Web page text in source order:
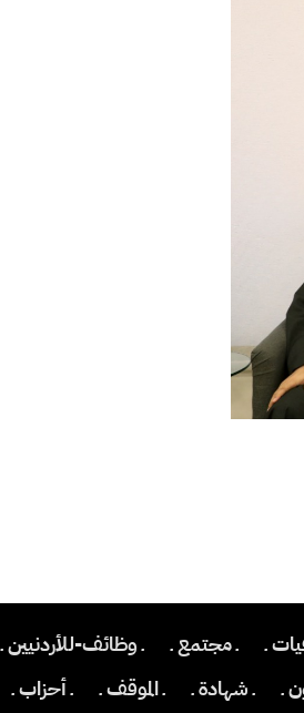
ـ ـ مجتمع ـ
ـ وظائف-للأردنيين ـ
ـ
ـ شهادة ـ ـ الموقف ـ ـ أحزاب ـ